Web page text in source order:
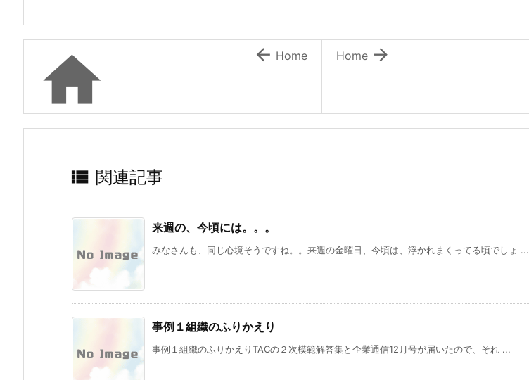

Home
  Home
 関連記事
来週の、今頃には。。。
みなさんも、同じ心境そうですね。。来週の金曜日、今頃は、浮かれまくってる頃でしょ ...
事例１組織のふりかえり
事例１組織のふりかえりTACの２次模範解答集と企業通信12月号が届いたので、それ ...